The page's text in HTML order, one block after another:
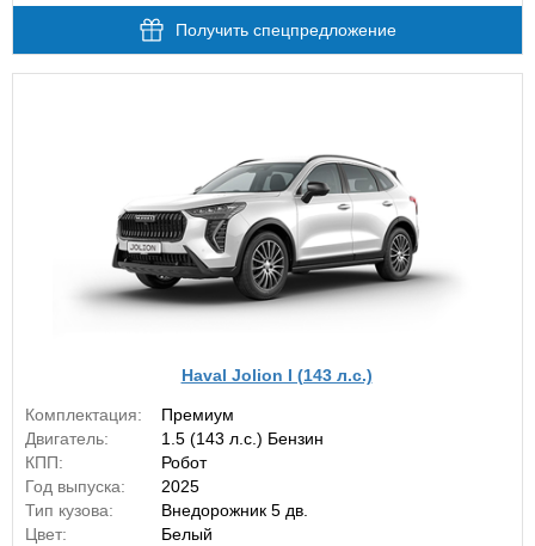
Получить спецпредложение
Haval Jolion I (143 л.с.)
Комплектация:
Премиум
Двигатель:
1.5 (143 л.с.) Бензин
КПП:
Робот
Год выпуска:
2025
Тип кузова:
Внедорожник 5 дв.
Цвет:
Белый